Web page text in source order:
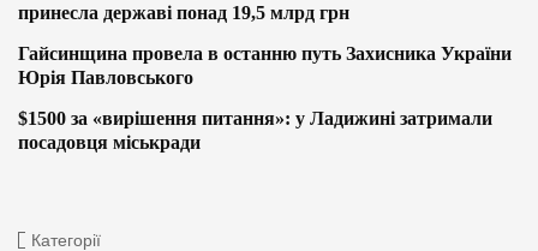
принесла державі понад 19,5 млрд грн
Гайсинщина провела в останню путь Захисника України
Юрія Павловського
$1500 за «вирішення питання»: у Ладижині затримали
посадовця міськради
Категорії